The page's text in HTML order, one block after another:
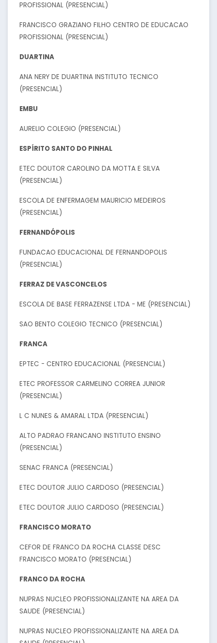
PROFISSIONAL (PRESENCIAL)
FRANCISCO GRAZIANO FILHO CENTRO DE EDUCACAO
PROFISSIONAL (PRESENCIAL)
DUARTINA
ANA NERY DE DUARTINA INSTITUTO TECNICO
(PRESENCIAL)
EMBU
AURELIO COLEGIO (PRESENCIAL)
ESPÍRITO SANTO DO PINHAL
ETEC DOUTOR CAROLINO DA MOTTA E SILVA
(PRESENCIAL)
ESCOLA DE ENFERMAGEM MAURICIO MEDEIROS
(PRESENCIAL)
FERNANDÓPOLIS
FUNDACAO EDUCACIONAL DE FERNANDOPOLIS
(PRESENCIAL)
FERRAZ DE VASCONCELOS
ESCOLA DE BASE FERRAZENSE LTDA - ME (PRESENCIAL)
SAO BENTO COLEGIO TECNICO (PRESENCIAL)
FRANCA
EPTEC - CENTRO EDUCACIONAL (PRESENCIAL)
ETEC PROFESSOR CARMELINO CORREA JUNIOR
(PRESENCIAL)
L C NUNES & AMARAL LTDA (PRESENCIAL)
ALTO PADRAO FRANCANO INSTITUTO ENSINO
(PRESENCIAL)
SENAC FRANCA (PRESENCIAL)
ETEC DOUTOR JULIO CARDOSO (PRESENCIAL)
ETEC DOUTOR JULIO CARDOSO (PRESENCIAL)
FRANCISCO MORATO
CEFOR DE FRANCO DA ROCHA CLASSE DESC
FRANCISCO MORATO (PRESENCIAL)
FRANCO DA ROCHA
NUPRAS NUCLEO PROFISSIONALIZANTE NA AREA DA
SAUDE (PRESENCIAL)
NUPRAS NUCLEO PROFISSIONALIZANTE NA AREA DA